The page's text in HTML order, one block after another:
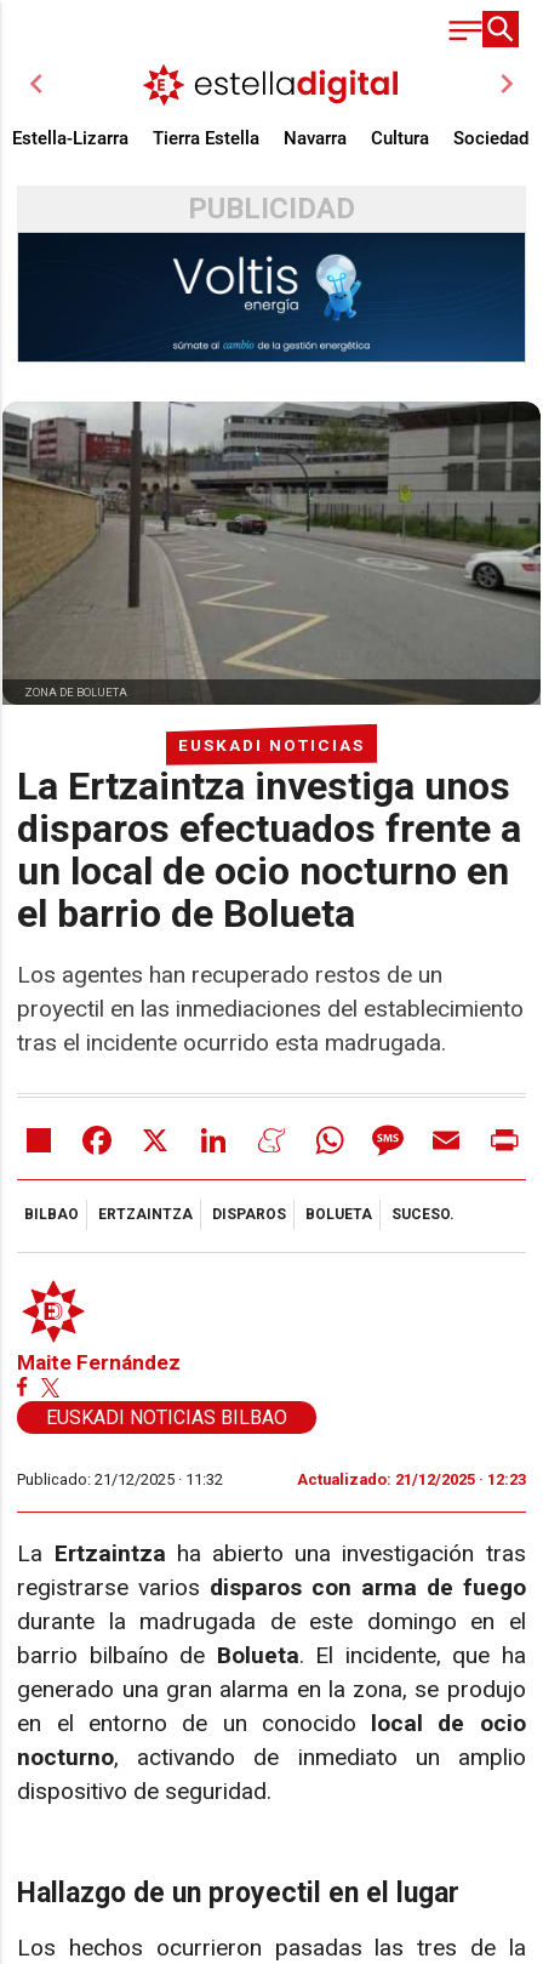
chevron_left chevron_right
Estella-Lizarra Tierra Estella Navarra Cultura Sociedad
PUBLICIDAD
EUSKADI NOTICIAS
La Ertzaintza investiga unos
disparos efectuados frente a
un local de ocio nocturno en
el barrio de Bolueta
Los agentes han recuperado restos de un
proyectil en las inmediaciones del establecimiento
tras el incidente ocurrido esta madrugada.
ZONA DE BOLUETA
Share Facebook LinkedIn MeneameWhatsAppMessageEmail
BILBAO ERTZAINTZA DISPAROS BOLUETA SUCESO.
Maite Fernández
EUSKADI NOTICIAS BILBAO
Publicado: 21/12/2025 · 11:32 Actualizado: 21/12/2025 · 12:23
La Ertzaintza ha abierto una investigación tras
registrarse varios disparos con arma de fuego
durante la madrugada de este domingo en el
barrio bilbaíno de Bolueta. El incidente, que ha
generado una gran alarma en la zona, se produjo
en el entorno de un conocido local de ocio
nocturno, activando de inmediato un amplio
dispositivo de seguridad.
Hallazgo de un proyectil en el lugar
Los hechos ocurrieron pasadas las tres de la